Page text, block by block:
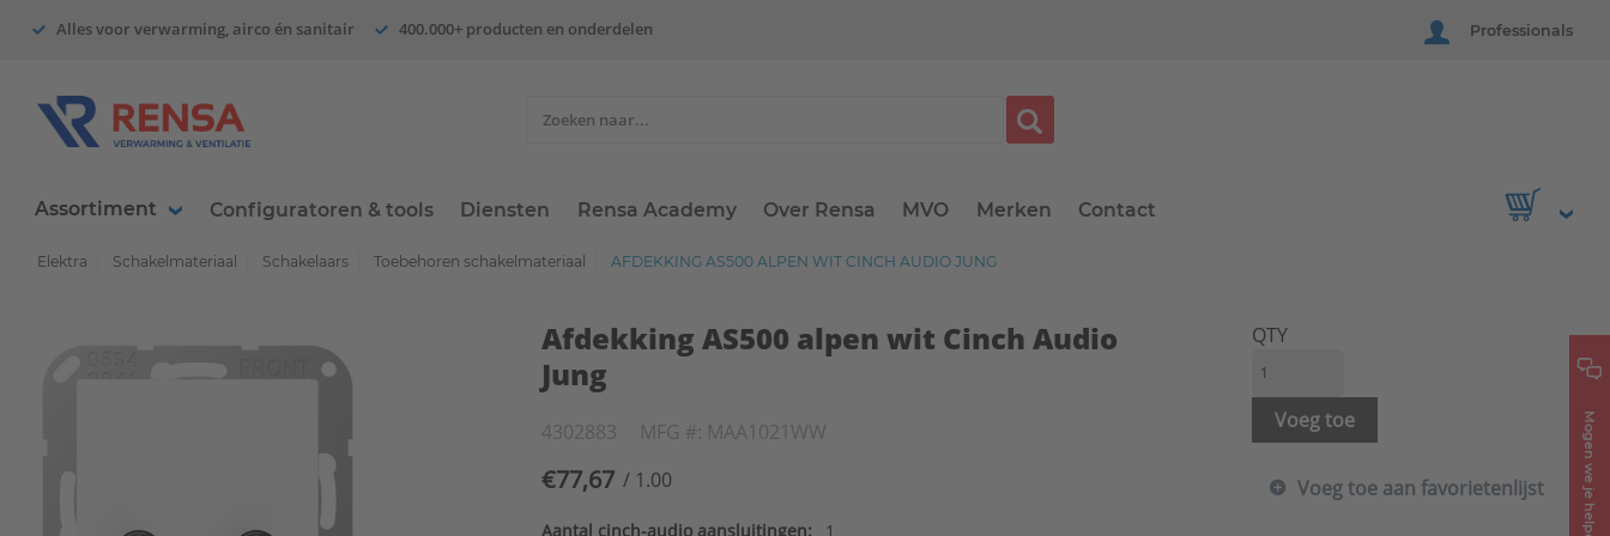
Alles voor verwarming, airco én sanitair 400.000+ producten en onderdelen Professionals
Assortiment Configuratoren & tools Diensten Rensa Academy Over Rensa MVO Merken Contact
Mogen we je helpen?
Elektra Schakelmateriaal Schakelaars Toebehoren schakelmateriaal AFDEKKING AS500 ALPEN WIT CINCH AUDIO JUNG
Afdekking AS500 alpen wit Cinch Audio
Jung
4302883 MFG #: MAA1021WW
€77,67 / 1.00
Aantal cinch-audio aansluitingen:
1
QTY
Voeg toe
Voeg toe aan favorietenlijst